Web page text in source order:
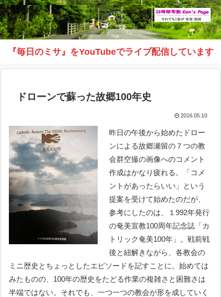
『毎日のミサ』をYouTubeでライブ配信しています
ドローンで蘇った故郷100年史
2016.05.10
昨日の午後から始めたドロー
ンによる故郷瀬留の７つの教
会群空撮の画像へのコメント
作成はかなり疲れる。「コメ
ントがあったらいい」という
提案を受けて始めたのだが、
参考にしたのは、１992年発行
の奄美宣教100周年記念誌「カ
トリック奄美100年」。戦前戦
後と紐解きながら、各教会の
ミニ歴史とちょっとしたエピソードを記すことに。始めては
みたものの、100年の歴史をたどる作業の複雑さと困難さは
半端ではない。それでも、一つ一つの教会が形を成していく